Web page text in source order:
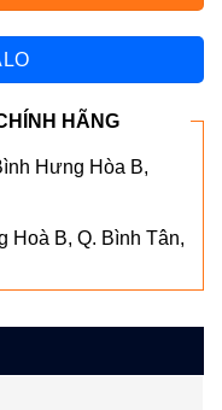
HÃNG
Hưng Hòa B,
Hoà B, Q. Bình Tân,